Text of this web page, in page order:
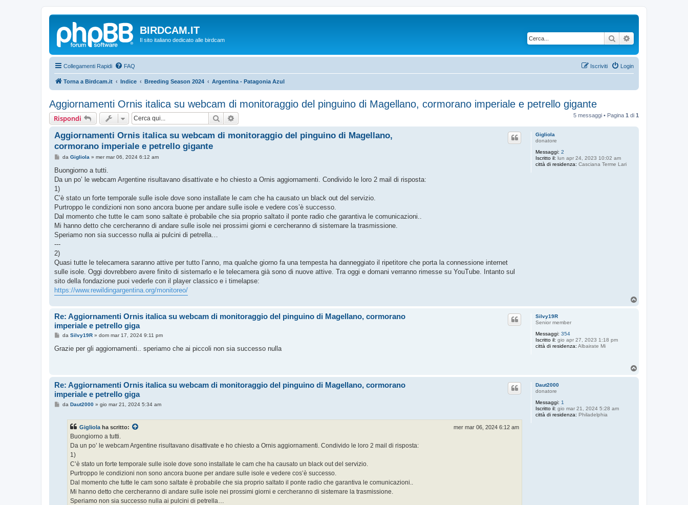
BIRDCAM.IT
Il sito italiano dedicato alle birdcam Cerca
Collegamenti Rapidi FAQ Login
Iscriviti
Torna a Birdcam.it Indice Breeding Season 2024 Argentina - Patagonia Azul
Aggiornamenti Ornis italica su webcam di monitoraggio del pinguino di Magellano, cormorano imperiale e petrello gigante
Rispondi Cerca 5 messaggi • Pagina 1 di 1
Gigliola
donatore
Messaggi: 2
Iscritto il: lun apr 24, 2023 10:02 am
città di residenza: Casciana Terme Lari
Aggiornamenti Ornis italica su webcam di monitoraggio del pinguino di Magellano,
cormorano imperiale e petrello gigante
M
s
a
i
o
da Gigliola » mer mar 06, 2024 6:12 am
Buongiorno a tutti.
Da un po’ le webcam Argentine risultavano disattivate e ho chiesto a Ornis aggiornamenti. Condivido le loro 2 mail di risposta:
1)
C’è stato un forte temporale sulle isole dove sono installate le cam che ha causato un black out del servizio.
Purtroppo le condizioni non sono ancora buone per andare sulle isole e vedere cos’è successo.
Dal momento che tutte le cam sono saltate è probabile che sia proprio saltato il ponte radio che garantiva le comunicazioni..
Mi hanno detto che cercheranno di andare sulle isole nei prossimi giorni e cercheranno di sistemare la trasmissione.
Speriamo non sia successo nulla ai pulcini di petrella…
---
2)
Quasi tutte le telecamera saranno attive per tutto l’anno, ma qualche giorno fa una tempesta ha danneggiato il ripetitore che porta la connessione internet
sulle isole. Oggi dovrebbero avere finito di sistemarlo e le telecamera già sono di nuove attive. Tra oggi e domani verranno rimesse su YouTube. Intanto sul
sito della fondazione puoi vederle con il player classico e i timelapse:
https://www.rewildingargentina.org/monitoreo/
Silvy19R
Senior member
Messaggi: 354
Iscritto il: gio apr 27, 2023 1:18 pm
città di residenza: Albairate Mi
Re: Aggiornamenti Ornis italica su webcam di monitoraggio del pinguino di Magellano, cormorano
imperiale e petrello giga
M
s
i
o
da Silvy19R» dom mar 17, 2024 9:11 pm
Grazie per gli aggiornamenti.. speriamo che ai piccoli non sia successo nulla
Daut2000
donatore
Messaggi: 1
Iscritto il: gio mar 21, 2024 5:28 am
città di residenza: Philadelphia
Re: Aggiornamenti Ornis italica su webcam di monitoraggio del pinguino di Magellano, cormorano
imperiale e petrello giga
Mda Daut2000» gio mar 21, 2024 5:34 am
Gigliola ha scritto: mer mar 06, 2024 6:12 am
Buongiorno a tutti.
Da un po’ le webcam Argentine risultavano disattivate e ho chiesto a Ornis aggiornamenti. Condivido le loro 2 mail di risposta:
1)
C’è stato un forte temporale sulle isole dove sono installate le cam che ha causato un black out del servizio.
Purtroppo le condizioni non sono ancora buone per andare sulle isole e vedere cos’è successo.
Dal momento che tutte le cam sono saltate è probabile che sia proprio saltato il ponte radio che garantiva le comunicazioni..
Mi hanno detto che cercheranno di andare sulle isole nei prossimi giorni e cercheranno di sistemare la trasmissione.
Speriamo non sia successo nulla ai pulcini di petrella…